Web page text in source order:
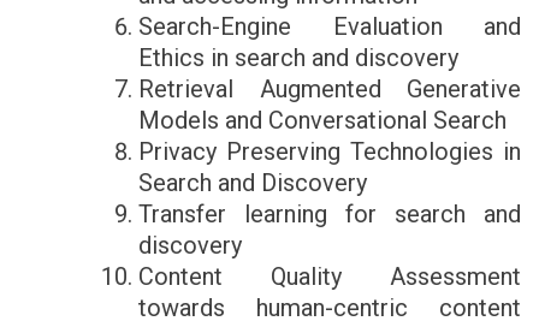
Search-Engine Evaluation and
Ethics in search and discovery
Retrieval Augmented Generative
Models and Conversational Search
Privacy Preserving Technologies in
Search and Discovery
Transfer learning for search and
discovery
Content Quality Assessment
towards human-centric content